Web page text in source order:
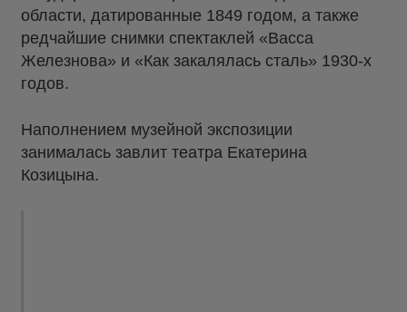
области, датированные 1849 годом, а также
редчайшие снимки спектаклей «Васса
Железнова» и «Как закалялась сталь» 1930-х
годов.
Наполнением музейной экспозиции
занималась завлит театра Екатерина
Козицына.